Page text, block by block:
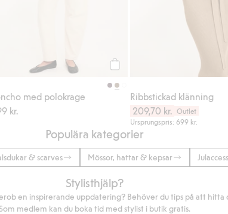
med polokrage
kr.
Ribbstickad klänning
209,70 kr. Outlet
Ursprungspris: 699 kr.
Populära kategorier
& scarves Mössor, hattar & kepsar
Stylisthjälp?
en inspirerande uppdatering? Behöver du tips på att hitta
Som medlem kan du boka tid med stylist i butik gratis.